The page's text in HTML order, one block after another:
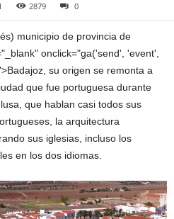
2879 0
municipio de provincia de
onclick="ga('send', 'event',
su origen se remonta a
que fue portuguesa durante
que hablan casi todos sus
la arquitectura
sus iglesias, incluso los
en los dos idiomas.